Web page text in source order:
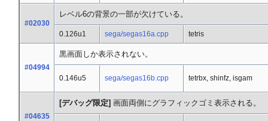
#02030
レベル6の背景の一部が欠けている。
0.126u1 sega/segas16a.cpp tetris
#04994
黒画面しか表示されない。
0.146u5 sega/segas16b.cpp tetrbx, shinfz, isgam
#04635
[デバッグ限定] 画面両側にグラフィックゴミ表示される。